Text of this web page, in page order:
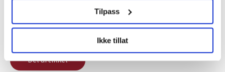
samtykke fra erklæringen om informasjonskapsler.
LO Medias publikasjoner frifagbevegelse.no, hk-nytt.no
og fontene.no bruker informasjonskapsler (cookies) for å
lære hvordan våre nettsider blir brukt slik at vi tilby
relevant innhold, tilpassede annonser og utarbeide
Tilpass
Ikke tillat
Del artikkel